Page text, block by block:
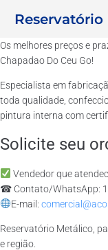
Os melhores preços e
Chapadao Do Ceu Go!
Especialista em
toda qualidade,
pintura interna com
Solicite seu
Vendedor que
☎ Contato/WhatsApp:
E-mail:
Reservatório Metálico,
e região.